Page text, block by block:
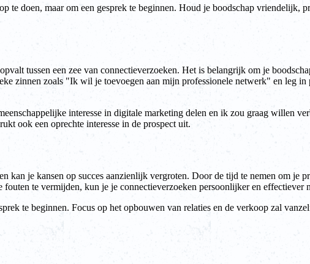
te doen, maar om een gesprek te beginnen. Houd je boodschap vriendelijk,
tussen een zee van connectieverzoeken. Het is belangrijk om je
zinnen zoals "Ik wil je toevoegen aan mijn professionele netwerk" en leg in
interesse in digitale marketing delen en ik zou graag willen
ook een oprechte interesse in de prospect uit.
kan je kansen op succes aanzienlijk vergroten. Door de tijd te nemen om je
te vermijden, kun je je connectieverzoeken persoonlijker en effectiever
te beginnen. Focus op het opbouwen van relaties en de verkoop zal